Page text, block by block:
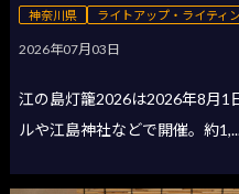
神奈川県 ライトアップ・ライティ
2026年07月03日
江の島灯籠2026は2026年8月1
ルや江島神社などで開催。約